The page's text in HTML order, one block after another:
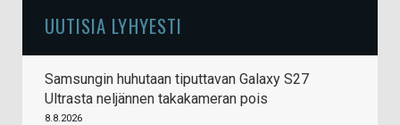
UUTISIA LYHYESTI
Samsungin huhutaan tiputtavan Galaxy S27
Ultrasta neljännen takakameran pois
8.8.2026